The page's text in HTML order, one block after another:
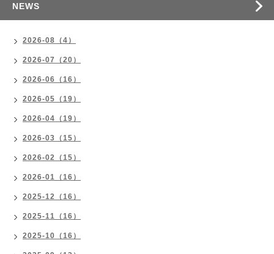
NEWS
2026-08（4）
2026-07（20）
2026-06（16）
2026-05（19）
2026-04（19）
2026-03（15）
2026-02（15）
2026-01（16）
2025-12（16）
2025-11（16）
2025-10（16）